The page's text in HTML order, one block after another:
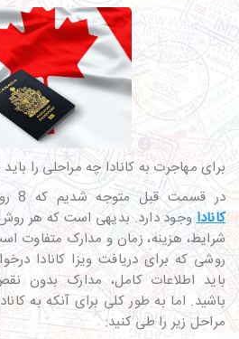
برای مهاجرت به کانادا چه مراحلی را
در قسمت قبل متوجه شدیم که 8 روش کلی برای
کاناداوجود دارد. بدیهی است که هر روش
شرایط، هزینه، زمان و مدارک متفاوت
روشی که برای دریافت ویزا کانادا
باید اطلاعات کامل، مدارک بدون
باشید. اما به طور کلی برای آنکه به
مراحل زیر را طی کنید: